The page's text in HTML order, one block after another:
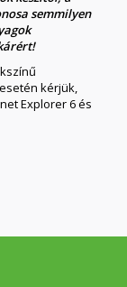
semmilyen
kérjük,
Explorer 6 és